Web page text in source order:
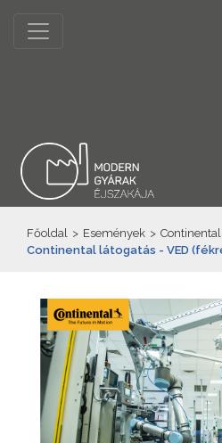
Főoldal > Események >
Continental látogatás - VED